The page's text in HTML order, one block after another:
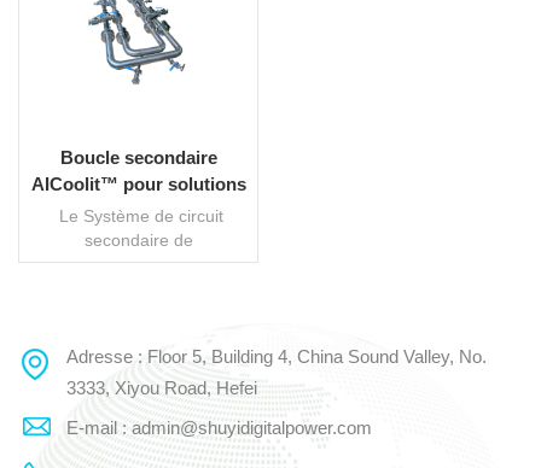
Boucle secondaire
AICoolit™ pour solutions
de refroidissement
liquide
Le Système de circuit
secondaire de
refroidissement liquide Il
conçu pour les
environnements à haute
densité tels que les centres
de données et les serveurs
d'IA. Il relie les unités de
LIRE LA SUITE
Adresse : Floor 5, Building 4, China Sound Valley, No.
3333, Xiyou Road, Hefei
E-mail : admin@shuyidigitalpower.com